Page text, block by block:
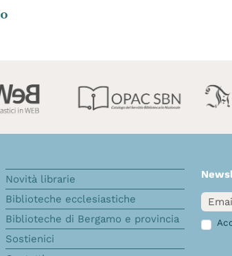
Novità librarie
Biblioteche ecclesiastiche
Biblioteche di Bergamo e provincia
Sostienici
Email